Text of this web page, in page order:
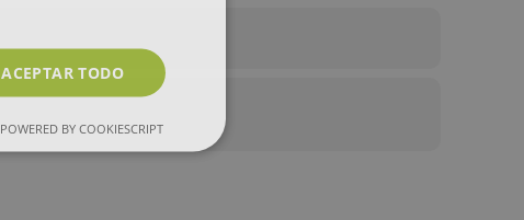
ACEPTAR TODO
POWERED BY COOKIESCRIPT